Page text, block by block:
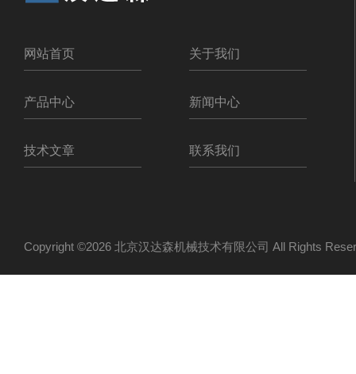
网站首页 关于我们
产品中心 新闻中心
技术文章 联系我们
Copyright ©2026 北京汉达森机械技术有限公司 All Rights